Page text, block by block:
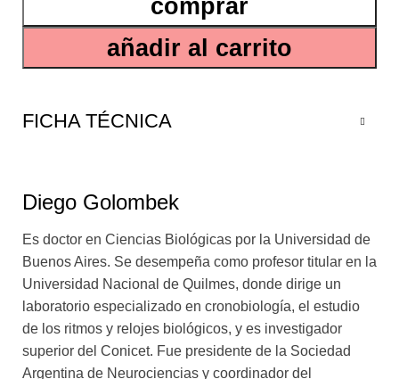
nuestro autor pasa revista a un sinfín de experimentos
que muestran cómo actúan las neuronas de monjas
rezadoras, budistas meditadores, pentecostales o
iluminados con LSD, peyote, ayahuasca y hongos
han atravesado experiencias límite, como trances
espirituales robóticos. La investigación científica que,
la base de visiones y experiencias místicas sugiere
que, si la creencia en lo sobrenatural está tan arraigada
en nuestra especie, quizá se deba a alguna ventaja
adaptativa que tuvo a lo largo de nuestra historia. De
hecho, está demostrado que la religión reduce la
ansiedad, estimula la empatía con los demás y los
añadir al carrito
comprar
FICHA TÉCNICA
Diego Golombek
Es doctor en Ciencias Biológicas por la Universidad de
Buenos Aires. Se desempeña como profesor titular en la
Universidad Nacional de Quilmes, donde dirige un
laboratorio especializado en cronobiología, el estudio
de los ritmos y relojes biológicos, y es investigador
superior del Conicet. Fue presidente de la Sociedad
Argentina de Neurociencias y coordinador del